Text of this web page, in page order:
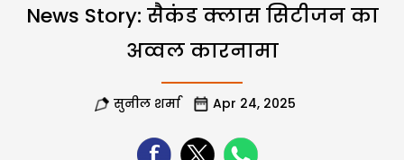
News Story: सैकंड क्लास सिटीजन का
अव्वल कारनामा
सुनील शर्मा Apr 24, 2025